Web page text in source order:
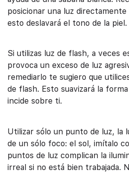
posicionar una luz
esto deslavará el tono de la piel.
Si utilizas luz de flash, a veces
provoca un exceso de luz
remediarlo te sugiero que
de flash. Esto suavizará la
incide sobre ti.
Utilizar sólo un punto de luz, la
de un sólo foco: el sol, imítalo
puntos de luz complican la
irreal si no está bien trabajada.